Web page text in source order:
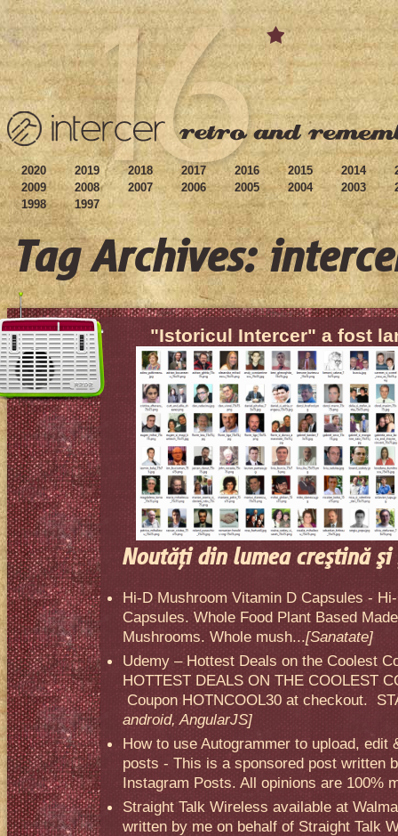
2020 2019 2018 2017 2016 2015 2014
2009
2008 2007 2006 2005 2004 2003
1998
1997
Tag Archives:
"Istoricul Intercer" a fost
Noutăţi din lumea creştină
Hi-D Mushroom Vitamin D Capsules -
Capsules. Whole Food Plant Based
Mushrooms. Whole mush...[Sanatate]
Udemy – Hottest Deals on the Coolest
HOTTEST DEALS ON THE COOLEST
Coupon HOTNCOOL30 at checkout.
android, AngularJS]
How to use Autogrammer to upload, edit
posts - This is a sponsored post written
Instagram Posts. All opinions are 100%
Straight Talk Wireless available at
written by me on behalf of Straight Talk